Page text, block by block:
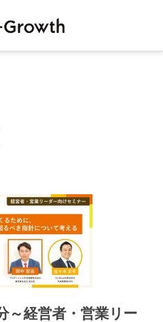
～経営者・営業リー